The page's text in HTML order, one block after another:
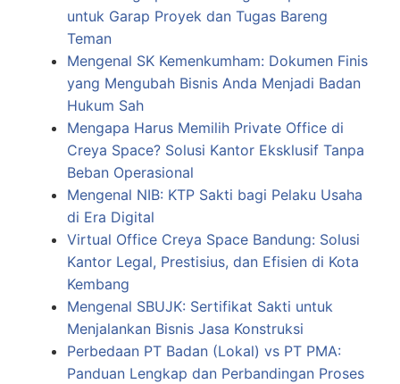
untuk Garap Proyek dan Tugas Bareng
Teman
Mengenal SK Kemenkumham: Dokumen Finis
yang Mengubah Bisnis Anda Menjadi Badan
Hukum Sah
Mengapa Harus Memilih Private Office di
Creya Space? Solusi Kantor Eksklusif Tanpa
Beban Operasional
Mengenal NIB: KTP Sakti bagi Pelaku Usaha
di Era Digital
Virtual Office Creya Space Bandung: Solusi
Kantor Legal, Prestisius, dan Efisien di Kota
Kembang
Mengenal SBUJK: Sertifikat Sakti untuk
Menjalankan Bisnis Jasa Konstruksi
Perbedaan PT Badan (Lokal) vs PT PMA:
Panduan Lengkap dan Perbandingan Proses